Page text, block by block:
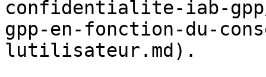
confidentialite-iab-
gpp-en-fonction-du-
lutilisateur.md).